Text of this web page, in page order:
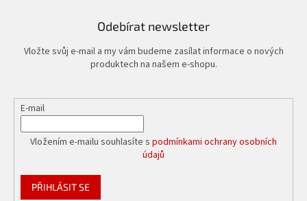
Odebírat newsletter
Vložte svůj e-mail a my vám budeme zasílat informace o nových
produktech na našem e-shopu.
E-mail
Vložením e-mailu souhlasíte s podmínkami ochrany osobních
údajů
PŘIHLÁSIT SE